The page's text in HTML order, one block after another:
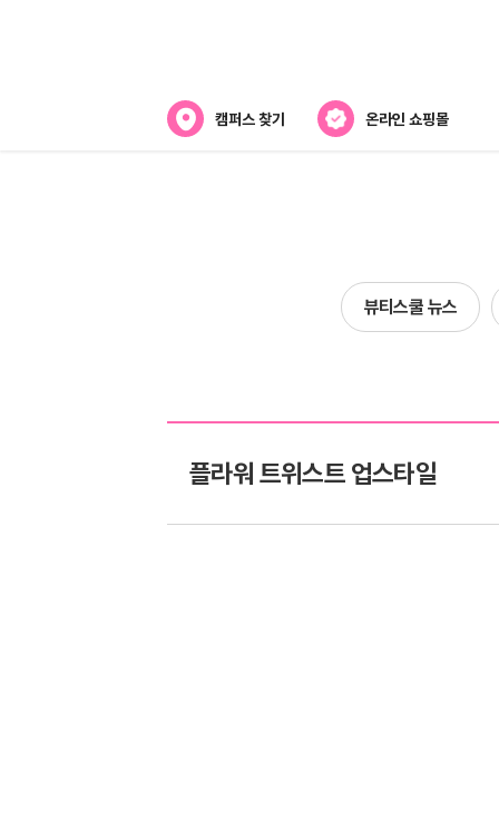
캠퍼스 찾기 온라인 쇼핑몰
전국캠퍼스 찾기
제휴협력사
뷰티스쿨 뉴스
플라워 트위스트 업스타일